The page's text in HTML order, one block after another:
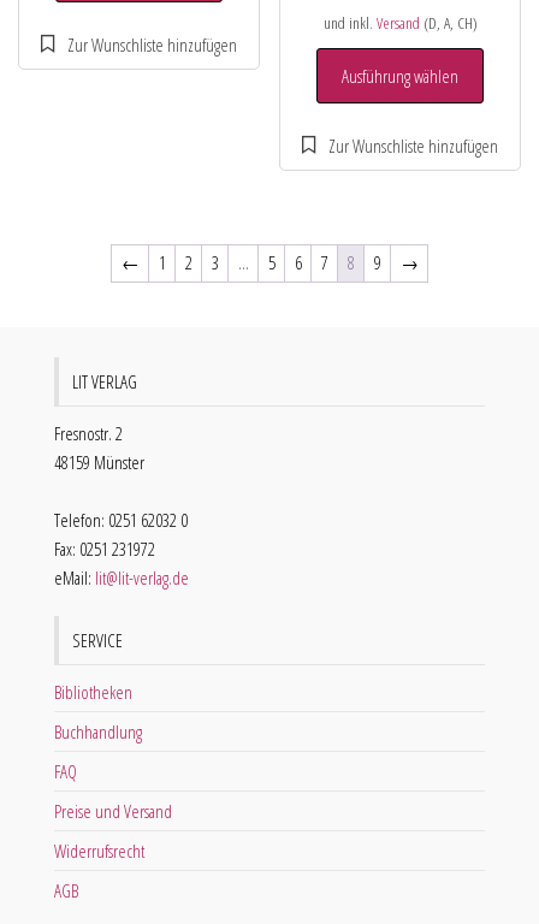
und inkl. Versand (D, A, CH)
Ausführung wählen
← 1 2 3 … 5 6 7 8 9 →
LIT VERLAG
Fresnostr. 2
48159 Münster
Telefon: 0251 62032 0
Fax: 0251 231972
eMail: lit@lit-verlag.de
SERVICE
Bibliotheken
Buchhandlung
FAQ
Preise und Versand
Widerrufsrecht
AGB